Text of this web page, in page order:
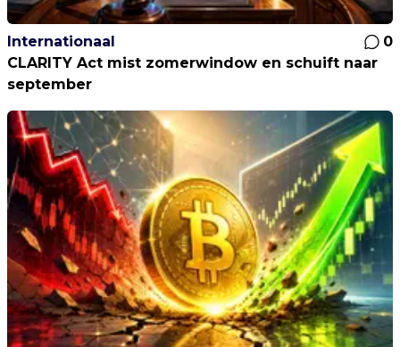
Internationaal
0
CLARITY Act mist zomerwindow en schuift naar
september